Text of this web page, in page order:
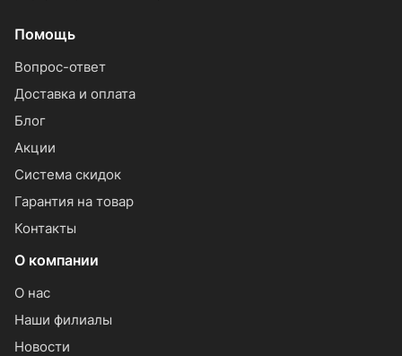
Помощь
Вопрос-ответ
Доставка и оплата
Блог
Акции
Система скидок
Гарантия на товар
Контакты
О компании
О нас
Наши филиалы
Новости